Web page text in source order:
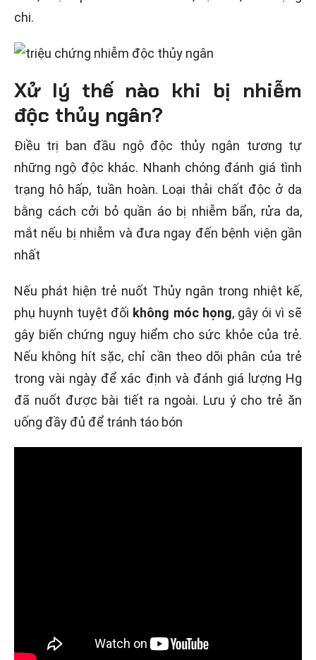
chi.
Xử lý thế nào khi bị nhiễm
độc thủy ngân?
Điều trị ban đầu ngộ độc thủy ngân tương tự
những ngộ độc khác. Nhanh chóng đánh giá tình
trạng hô hấp, tuần hoàn. Loại thải chất độc ở da
bằng cách cởi bỏ quần áo bị nhiễm bẩn, rửa da,
mắt nếu bị nhiễm và đưa ngay đến bệnh viện gần
nhất
Nếu phát hiện trẻ nuốt Thủy ngân trong nhiệt kế,
phụ huynh tuyệt đối không móc họng, gây ói vì sẽ
gây biến chứng nguy hiểm cho sức khỏe của trẻ.
Nếu không hít sặc, chỉ cần theo dõi phân của trẻ
trong vài ngày để xác định và đánh giá lượng Hg
đã nuốt được bài tiết ra ngoài. Lưu ý cho trẻ ăn
uống đầy đủ để tránh táo bón